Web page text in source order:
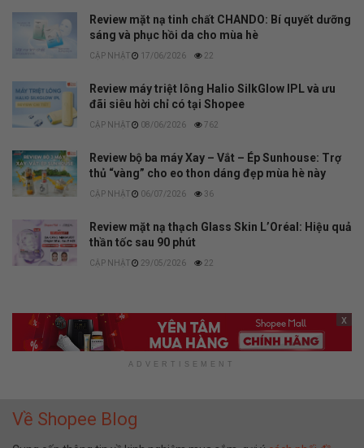
Review mặt nạ tinh chất CHANDO: Bí quyết dưỡng
sáng và phục hồi da cho mùa hè
17/06/2026 22
Review máy triệt lông Halio SilkGlow IPL và ưu
đãi siêu hời chỉ có tại Shopee
08/06/2026 762
Review bộ ba máy Xay – Vắt – Ép Sunhouse: Trợ
thủ “vàng” cho eo thon dáng đẹp mùa hè này
06/07/2026 36
Review mặt nạ thạch Glass Skin L’Oréal: Hiệu quả
thần tốc sau 90 phút
29/05/2026 22
x
ADVERTISEMENT
Về Shopee Blog